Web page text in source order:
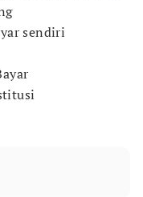
sendiri